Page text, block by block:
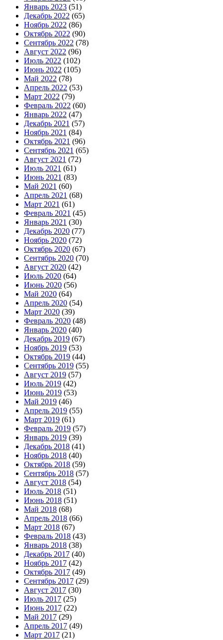
Январь 2023 (51)
Декабрь 2022 (65)
Ноябрь 2022 (86)
Октябрь 2022 (90)
Сентябрь 2022 (78)
Август 2022 (96)
Июль 2022 (102)
Июнь 2022 (105)
Май 2022 (78)
Апрель 2022 (53)
Март 2022 (79)
Февраль 2022 (60)
Январь 2022 (47)
Декабрь 2021 (57)
Ноябрь 2021 (84)
Октябрь 2021 (96)
Сентябрь 2021 (65)
Август 2021 (72)
Июль 2021 (61)
Июнь 2021 (83)
Май 2021 (60)
Апрель 2021 (68)
Март 2021 (61)
Февраль 2021 (45)
Январь 2021 (30)
Декабрь 2020 (77)
Ноябрь 2020 (72)
Октябрь 2020 (67)
Сентябрь 2020 (70)
Август 2020 (42)
Июль 2020 (64)
Июнь 2020 (56)
Май 2020 (64)
Апрель 2020 (54)
Март 2020 (39)
Февраль 2020 (48)
Январь 2020 (40)
Декабрь 2019 (67)
Ноябрь 2019 (53)
Октябрь 2019 (44)
Сентябрь 2019 (55)
Август 2019 (57)
Июль 2019 (42)
Июнь 2019 (53)
Май 2019 (46)
Апрель 2019 (55)
Март 2019 (61)
Февраль 2019 (57)
Январь 2019 (39)
Декабрь 2018 (41)
Ноябрь 2018 (40)
Октябрь 2018 (59)
Сентябрь 2018 (57)
Август 2018 (54)
Июль 2018 (51)
Июнь 2018 (51)
Май 2018 (68)
Апрель 2018 (66)
Март 2018 (67)
Февраль 2018 (43)
Январь 2018 (38)
Декабрь 2017 (40)
Ноябрь 2017 (42)
Октябрь 2017 (49)
Сентябрь 2017 (29)
Август 2017 (30)
Июль 2017 (25)
Июнь 2017 (22)
Май 2017 (29)
Апрель 2017 (49)
Март 2017 (21)